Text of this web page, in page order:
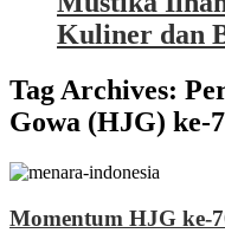
Kuliner dan
Tag Archives:
Gowa (HJG) ke-
Momentum HJG ke-